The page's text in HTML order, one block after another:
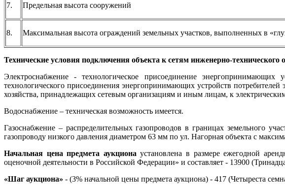
7. Предельная высота сооружений
8. Максимальная высота ограждений земельных участков, выполненных в
Технические условия подключения объекта к сетям инженерно-технического
Электроснабжение - технологическое присоединение энергопринимающих
технологического присоединения энергопринимающих устройств потребителей
хозяйства, принадлежащих сетевым организациям и иным лицам, к
Водоснабжение – техническая возможность имеется.
Газоснабжение – распределительных газопроводов в границах земельного
газопроводу низкого давления диаметром 63 мм по ул. Нагорная объекта с
Начальная цена предмета аукциона установлена в размере ежегодной
оценочной деятельности в Российской Федерации» и составляет - 13900
«Шаг аукциона» - (3% начальной цены предмета аукциона) - 417 (Четыреста